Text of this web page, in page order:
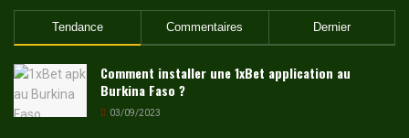
Tendance Commentaires Dernier
Comment installer une 1xBet application au
Burkina Faso ?
03/09/2023